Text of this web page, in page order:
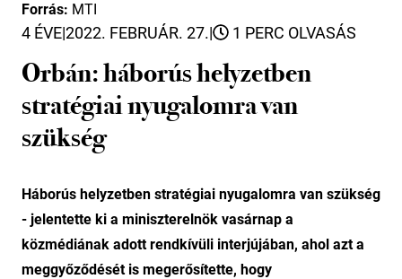
Forrás: MTI
4 ÉVE|2022. FEBRUÁR. 27.| 1 PERC OLVASÁS
Orbán: háborús helyzetben
stratégiai nyugalomra van
szükség
Háborús helyzetben stratégiai nyugalomra van szükség
- jelentette ki a miniszterelnök vasárnap a
közmédiának adott rendkívüli interjújában, ahol azt a
meggyőződését is megerősítette, hogy